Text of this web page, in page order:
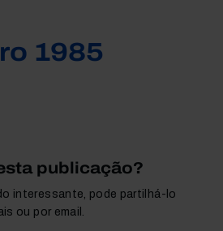
1985
publicação?
interessante, pode partilhá-lo
ou por email.